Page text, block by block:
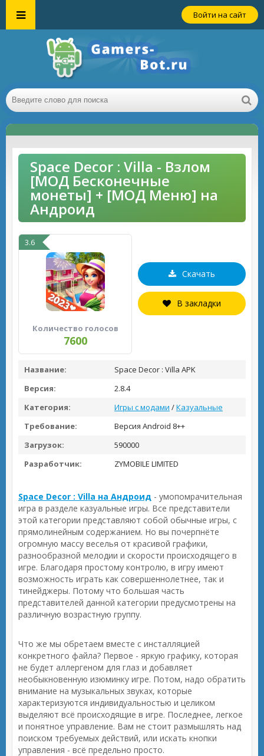
Войти на сайт
Space Decor : Villa - Взлом
[МОД Бесконечные
монеты] + [МОД Меню] на
Андроид
3.6
Количество голосов
7600
Скачать
В закладки
Название:
Space Decor : Villa APK
Версия:
2.8.4
Категория:
Игры с модами /Казуальные
Требование:
Версия Android 8++
Загрузок:
590000
Разработчик:
ZYMOBILE LIMITED
Space Decor : Villa на Андроид - умопомрачительная
игра в разделе казуальные игры. Все представители
этой категории представляют собой обычные игры, с
прямолинейным содержанием. Но вы почерпнёте
огромную массу веселья от красивой графики,
разнообразной мелодии и скорости происходящего в
игре. Благодаря простому контролю, в игру имеют
возможность играть как совершеннолетнее, так и
тинейджеры. Потому что большая часть
представителей данной категории предусмотрены на
различную возрастную группу.
Что же мы обретаем вместе с инсталляцией
конкретного файла? Первое - яркую графику, которая
не будет аллергеном для глаз и добавляет
необыкновенную изюминку игре. Потом, надо обратить
внимание на музыкальных звуках, которые
характеризуются индивидуальностью и целиком
выделяют всё происходящие в игре. Последнее, легкое
и понятное управление. Вам не стоит размышлять над
поиском требуемых действий, или искать кнопки
управления - всё предельно просто.